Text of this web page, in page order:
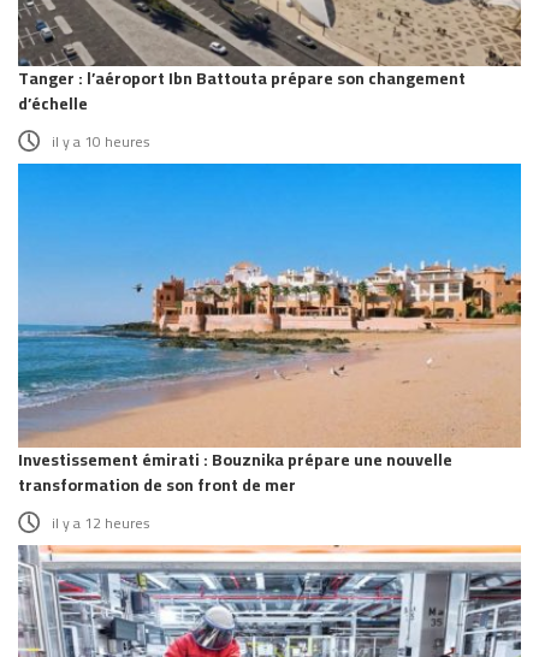
Tanger : l’aéroport Ibn Battouta prépare son changement
d’échelle
il y a 10 heures
Investissement émirati : Bouznika prépare une nouvelle
transformation de son front de mer
il y a 12 heures